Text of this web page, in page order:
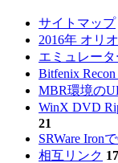
サイトマップ
2016年 オリ
エミュレー
Bitfenix
MBR環境の
WinX DVD
21
SRWare Iron
相互リンク 17